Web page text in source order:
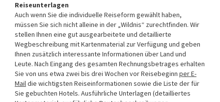
Reiseunterlagen
Auch wenn Sie die individuelle Reiseform gewählt haben,
müssen Sie sich nicht alleine in der „Wildnis“ zurechtfinden. Wir
stellen Ihnen eine gut ausgearbeitete und detaillierte
Wegbeschreibung mit Kartenmaterial zur Verfügung und geben
Ihnen zusätzlich interessante Informationen über Land und
Leute. Nach Eingang des gesamten Rechnungsbetrages erhalten
Sie von uns etwa zwei bis drei Wochen vor Reisebeginn per E-
Maildie wichtigsten Reiseinformationen sowie die Liste der für
Sie gebuchten Hotels. Ausführliche Unterlagen (detailliertes